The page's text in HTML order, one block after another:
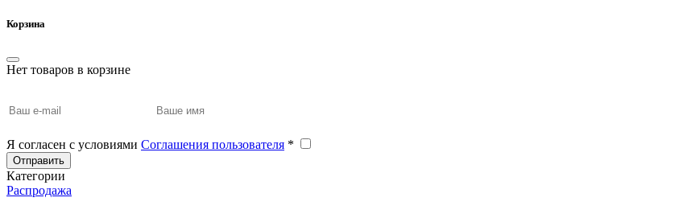
Корзина
Нет товаров в корзине
Я согласен с условиями Соглашения пользователя *
Отправить
Категории
Распродажа